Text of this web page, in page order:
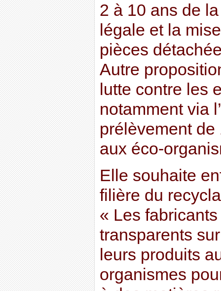
2 à 10 ans de
légale et la
pièces
Autre
lutte contre les
notamment via
prélèvement
aux éco-
Elle souhaite
filière du
« Les
transparents
leurs produits
organismes